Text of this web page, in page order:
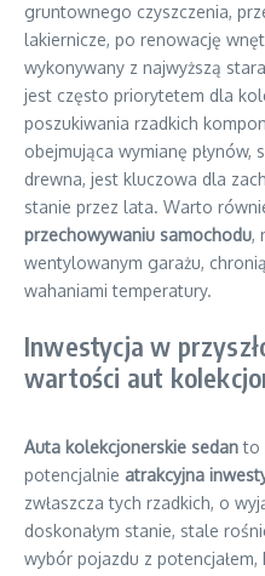
gruntownego czyszczenia,
lakiernicze, po renowację
wykonywany z najwyższą
jest często priorytetem dla
poszukiwania rzadkich
obejmująca wymianę płynów,
drewna, jest kluczowa dla
stanie przez lata. Warto
przechowywaniu samochodu,
wentylowanym garażu,
wahaniami temperatury.
Inwestycja w
wartości aut
Auta kolekcjonerskie sedanto
potencjalnie atrakcyjna
zwłaszcza tych rzadkich, o
doskonałym stanie, stale
wybór pojazdu z